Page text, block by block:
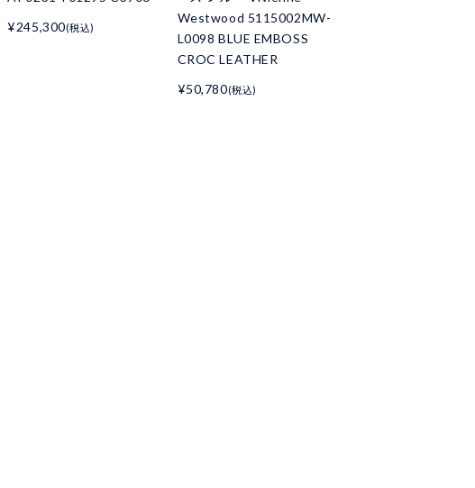
¥245,300(税込)
Westwood 5115002MW-
L0098 BLUE EMBOSS
CROC LEATHER
¥50,780(税込)